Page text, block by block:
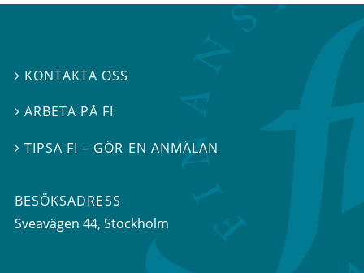
 KONTAKTA OSS
ARBETA PÅ FI
TIPSA FI – GÖR EN ANMÄLAN
BESÖKSADRESS
Sveavägen 44, Stockholm